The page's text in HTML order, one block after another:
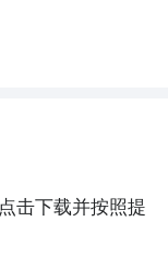
，您都可以通
磨皮、美白、
拍照片，它提
击下载并按照提